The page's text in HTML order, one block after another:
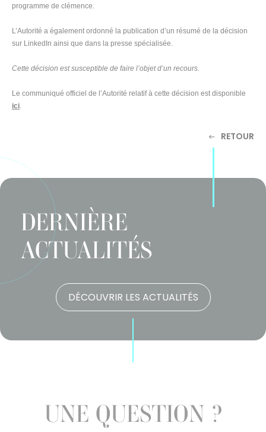
programme de clémence.
L’Autorité a également ordonné la publication d’un résumé de la décision
sur LinkedIn ainsi que dans la presse spécialisée.
Cette décision est susceptible de faire l’objet d’un recours.
Le communiqué officiel de l’Autorité relatif à cette décision est disponible
ici.
RETOUR
DERNIÈRE
ACTUALITÉS
DÉCOUVRIR LES ACTUALITÉS
UNE QUESTION ?